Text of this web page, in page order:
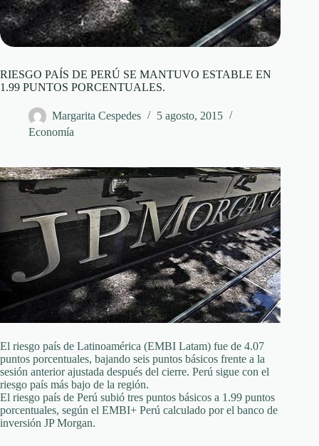
RIESGO PAÍS DE PERÚ SE MANTUVO ESTABLE EN
1.99 PUNTOS PORCENTUALES.
Margarita Cespedes
5 agosto, 2015
Economía
El riesgo país de Latinoamérica (EMBI Latam) fue de 4.07
puntos porcentuales, bajando seis puntos básicos frente a la
sesión anterior ajustada después del cierre. Perú sigue con el
riesgo país más bajo de la región.
El riesgo país de Perú subió tres puntos básicos a 1.99 puntos
porcentuales, según el EMBI+ Perú calculado por el banco de
inversión JP Morgan.